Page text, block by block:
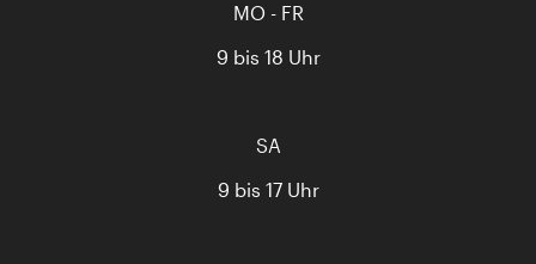
MO - FR
9 bis 18 Uhr
SA
9 bis 17 Uhr